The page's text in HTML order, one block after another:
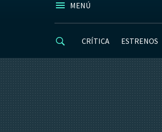
MENÚ
CRÍTICA ESTRENOS